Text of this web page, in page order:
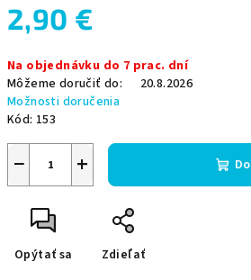
2,90 €
cena:
Na objednávku do 7 prac. dní
Môžeme doručiť do:
20.8.2026
Možnosti doručenia
Kód: 153
+
−
Opýtať sa Zdieľať